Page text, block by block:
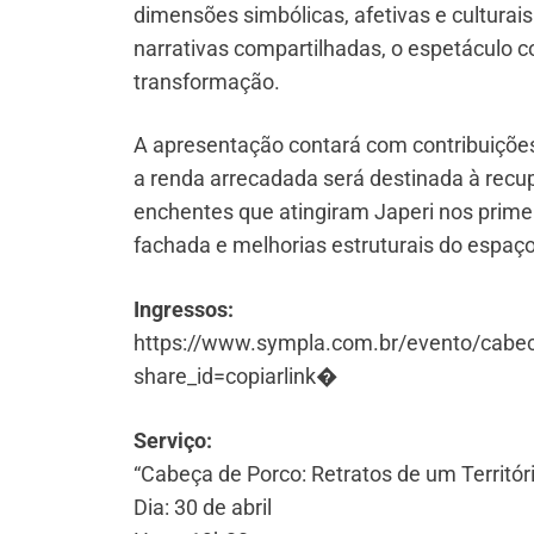
dimensões simbólicas, afetivas e
narrativas compartilhadas, o espetáculo
transformação.
A apresentação contará com
a renda arrecadada será destinada à
enchentes que atingiram Japeri nos
fachada e melhorias estruturais do
Ingressos:
https://www.sympla.com.br/evento/
share_id=copiarlink⁠�
Serviço:
“Cabeça de Porco: Retratos de um
Dia: 30 de abril